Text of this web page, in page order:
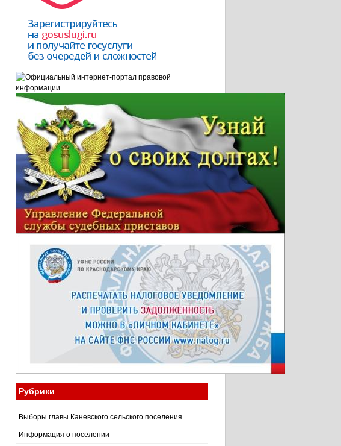
Рубрики
Выборы главы Каневского сельского поселения
Информация о поселении